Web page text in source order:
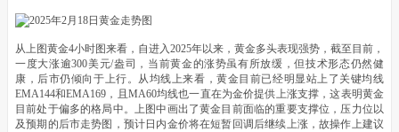
从上图黄金4小时图来看，自进入2025年以来，黄金多头表现强势，截至目前，
一度大涨逾300美元/盎司，当前黄金的涨势虽有所放缓，但技术形态仍然健
康，后市仍倾向于上行。从均线上来看，黄金目前已经明显站上了关键均线
EMA144和EMA169，且MA60均线也一直在为金价提供上涨支撑，这表明黄金
目前处于偏多的格局中。上图中画出了黄金目前面临的重要支撑位，压力位以
及预期的后市走势图，预计日内金价将在短暂回调后继续上涨，故操作上建议